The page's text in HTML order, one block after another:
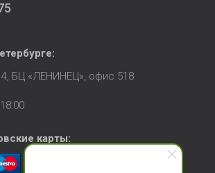
:
БЦ «ЛЕНИНЕЦ», офис 518
карты: